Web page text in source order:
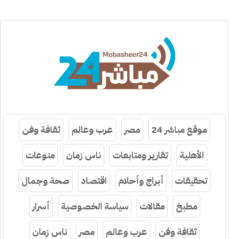
موقع مباشر 24 مصر عرب وعالم
ثقافة وفن
الأهلية
تقارير ومتابعات ناس زمان
منوعات
تحقيقات
أبراج وأحلام اقتصاد
صحة وجمال
مطبخ
مقالات سياسة الخصوصية
أسرار
ثقافة وفن
عرب وعالم مصر ناس زمان